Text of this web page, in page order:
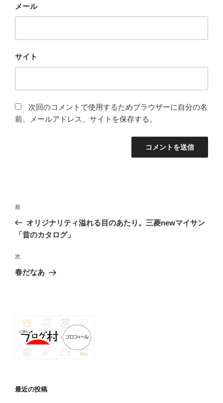
メール
サイト
次回のコメントで使用するためブラウザーに自分の名
前、メールアドレス、サイトを保存する。
投
ナ
ゲ
ー
ン
前
の
投
前
オリジナリティ溢れる目のあたり。三菱newマイサン
「昔のカタログ」
次
の
次
春だなあ
最近の投稿